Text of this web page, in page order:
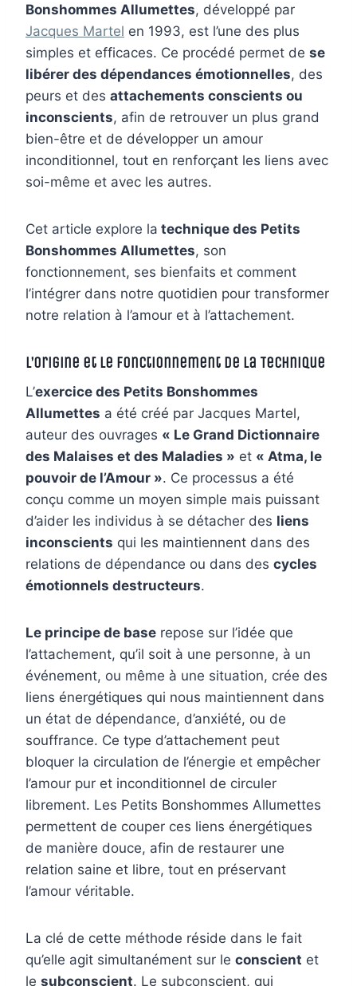
Bonshommes Allumettes, développé par
Jacques Martel en 1993, est l’une des plus
simples et efficaces. Ce procédé permet de se
libérer des dépendances émotionnelles, des
peurs et des attachements conscients ou
inconscients, afin de retrouver un plus grand
bien-être et de développer un amour
inconditionnel, tout en renforçant les liens avec
soi-même et avec les autres.
Cet article explore la technique des Petits
Bonshommes Allumettes, son
fonctionnement, ses bienfaits et comment
l’intégrer dans notre quotidien pour transformer
notre relation à l’amour et à l’attachement.
L’Origine et le Fonctionnement de la Technique
L’exercice des Petits Bonshommes
Allumettes a été créé par Jacques Martel,
auteur des ouvrages « Le Grand Dictionnaire
des Malaises et des Maladies » et « Atma, le
pouvoir de l’Amour ». Ce processus a été
conçu comme un moyen simple mais puissant
d’aider les individus à se détacher des liens
inconscients qui les maintiennent dans des
relations de dépendance ou dans des cycles
émotionnels destructeurs.
Le principe de base repose sur l’idée que
l’attachement, qu’il soit à une personne, à un
événement, ou même à une situation, crée des
liens énergétiques qui nous maintiennent dans
un état de dépendance, d’anxiété, ou de
souffrance. Ce type d’attachement peut
bloquer la circulation de l’énergie et empêcher
l’amour pur et inconditionnel de circuler
librement. Les Petits Bonshommes Allumettes
permettent de couper ces liens énergétiques
de manière douce, afin de restaurer une
relation saine et libre, tout en préservant
l’amour véritable.
La clé de cette méthode réside dans le fait
qu’elle agit simultanément sur le conscient et
le subconscient. Le subconscient, qui